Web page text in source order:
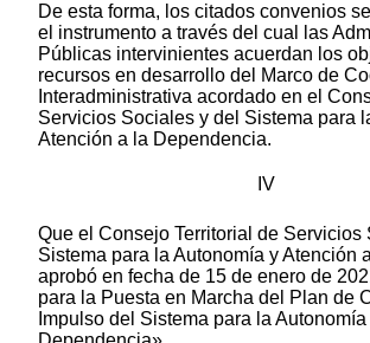
De esta forma, los citados convenios
el instrumento a través del cual las
Públicas intervinientes acuerdan los
recursos en desarrollo del Marco de
Interadministrativa acordado en el
Servicios Sociales y del Sistema para
Atención a la Dependencia.
IV
Que el Consejo Territorial de Servicios
Sistema para la Autonomía y Atención
aprobó en fecha de 15 de enero de
para la Puesta en Marcha del Plan de
Impulso del Sistema para la